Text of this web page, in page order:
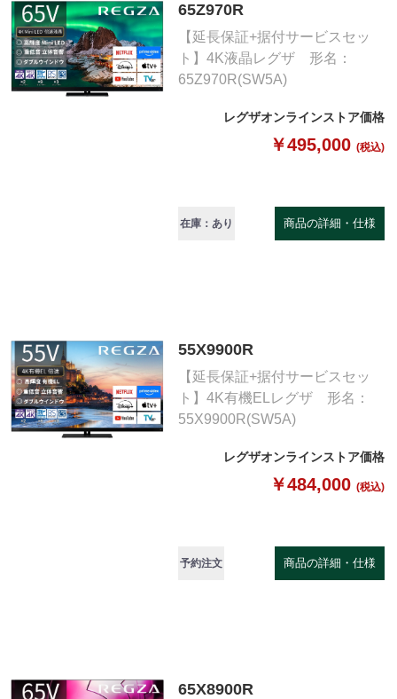
65Z970R
【延長保証+据付サービスセッ
ト】4K液晶レグザ 形名：
65Z970R(SW5A)
レグザオンラインストア価格
￥495,000 (税込)
在庫：あり 商品の詳細・仕様
55X9900R
【延長保証+据付サービスセッ
ト】4K有機ELレグザ 形名：
55X9900R(SW5A)
レグザオンラインストア価格
￥484,000 (税込)
予約注文 商品の詳細・仕様
65X8900R